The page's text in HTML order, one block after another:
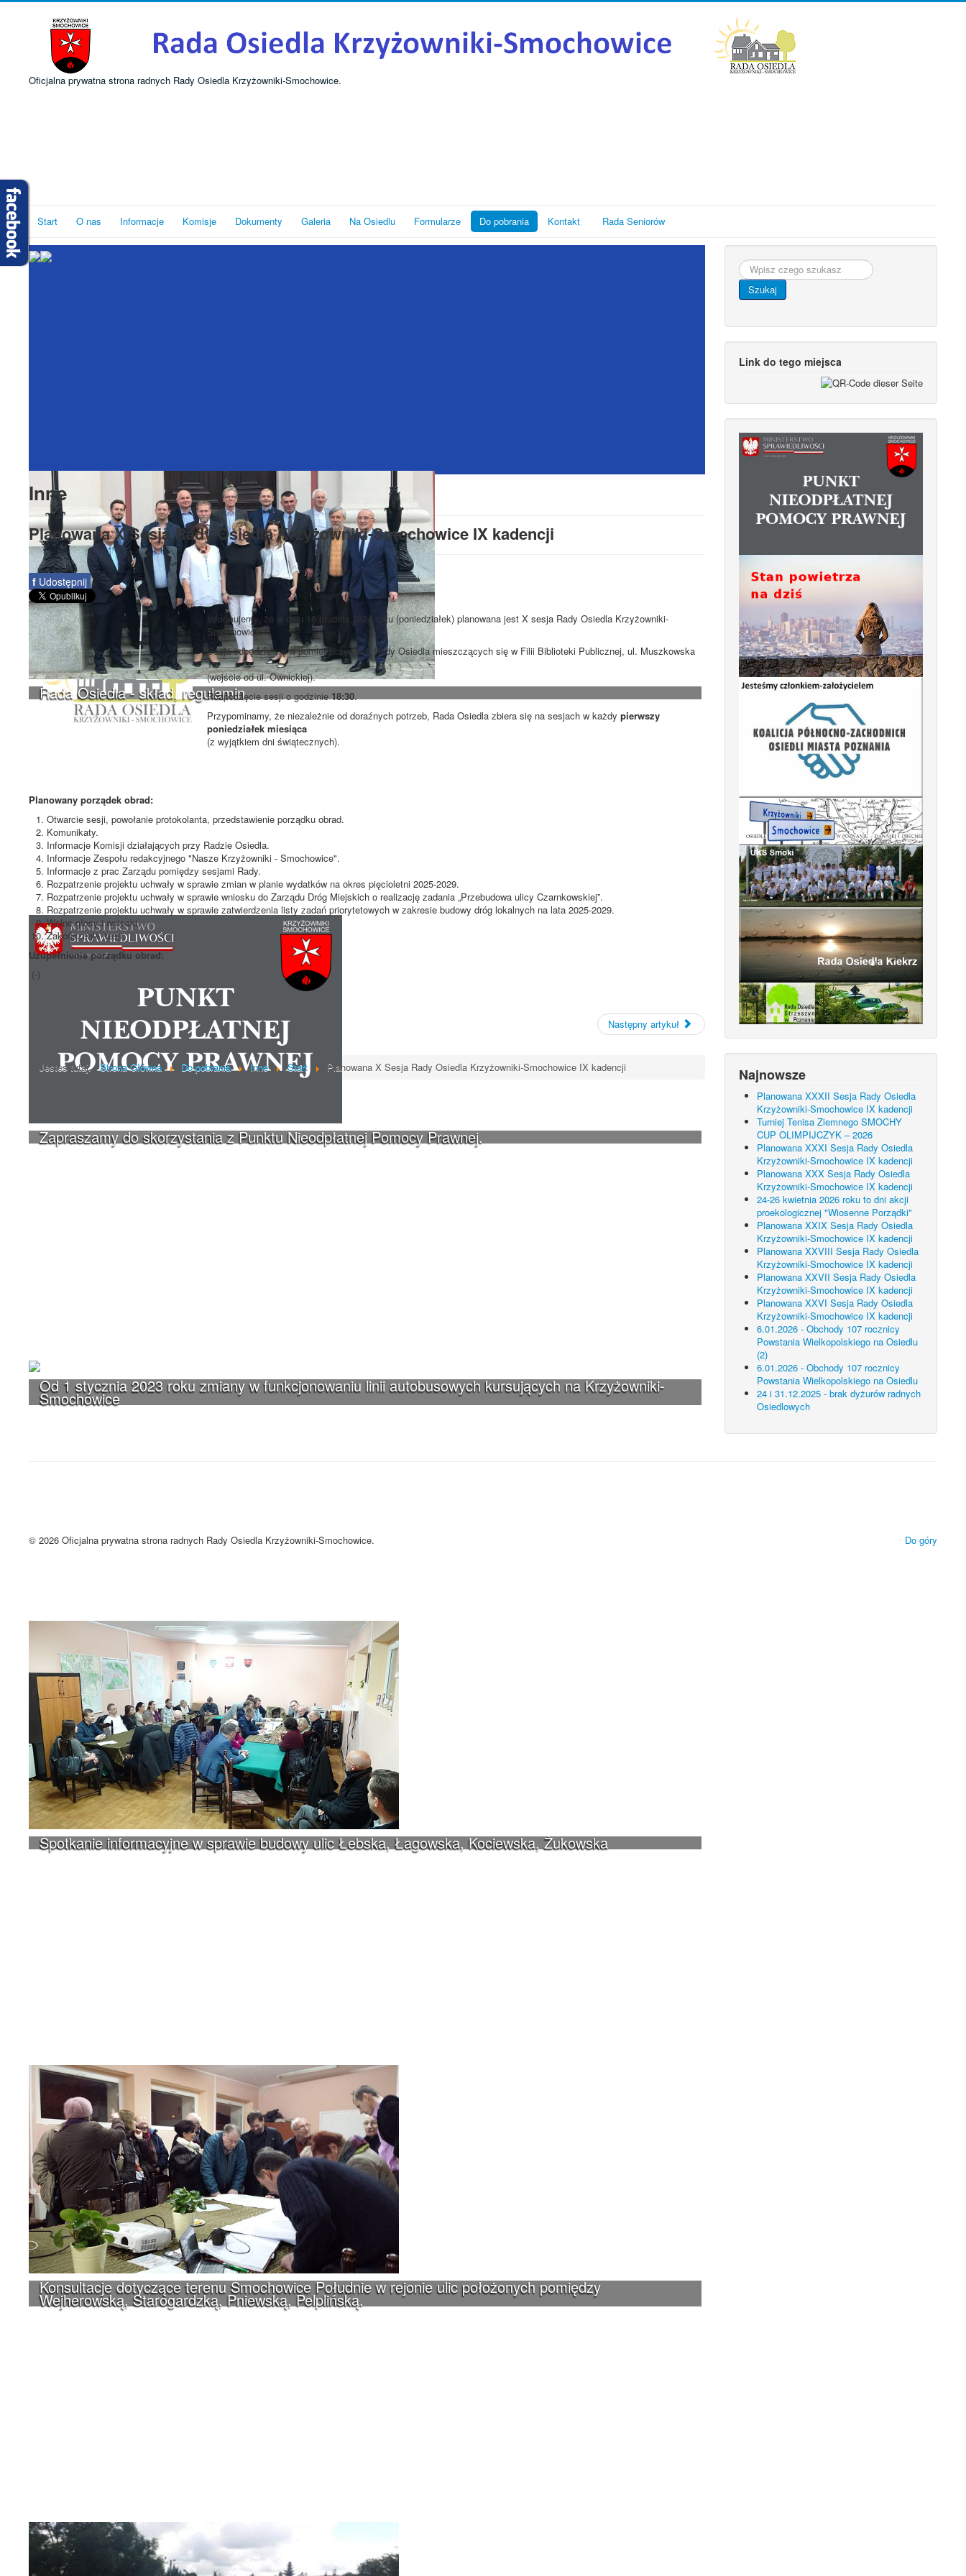
Oficjalna prywatna strona radnych Rady Osiedla Krzyżowniki-Smochowice.
Start O nas Informacje Komisje Dokumenty Galeria Na Osiedlu Formularze Do pobrania Kontakt Rada Seniorów
Rada Osiedla - skład, regulamin
Zapraszamy do skorzystania z Punktu Nieodpłatnej Pomocy Prawnej.
Od 1 stycznia 2023 roku zmiany w funkcjonowaniu linii autobusowych kursujących na Krzyżowniki-
Smochowice
Spotkanie informacyjne w sprawie budowy ulic Łebska, Łagowska, Kociewska, Żukowska
Konsultacje dotyczące terenu Smochowice Południe w rejonie ulic położonych pomiędzy
Wejherowską, Starogardzką, Pniewską, Pelplińską.
Inne
Planowana X Sesja Rady Osiedla Krzyżowniki-Smochowice IX kadencji
f Udostępnij
Informujemy, że w dniu 16 grudnia 2024 roku (poniedziałek) planowana jest X sesja Rady Osiedla Krzyżowniki-
Smochowice.
Sesja odbędzie się w pomieszczeniach Rady Osiedla mieszczących się w Filii Biblioteki Publicznej, ul. Muszkowska
1a
(wejście od ul. Ownickiej).
Rozpoczęcie sesji o godzinie 18:30
Przypominamy, że niezależnie od doraźnych potrzeb, Rada Osiedla zbiera się na sesjach w każdy pierwszy
poniedziałek miesiąca
(z wyjątkiem dni świątecznych).
Planowany porządek obrad:
Otwarcie sesji, powołanie protokolanta, przedstawienie porządku obrad.
Komunikaty.
Informacje Komisji działających przy Radzie Osiedla.
Informacje Zespołu redakcyjnego "Nasze Krzyżowniki - Smochowice".
Informacje z prac Zarządu pomiędzy sesjami Rady.
Rozpatrzenie projektu uchwały w sprawie zmian w planie wydatków na okres pięcioletni 2025-2029.
Rozpatrzenie projektu uchwały w sprawie wniosku do Zarządu Dróg Miejskich o realizację zadania „Przebudowa ulicy Czarnkowskiej”.
Rozpatrzenie projektu uchwały w sprawie zatwierdzenia listy zadań priorytetowych w zakresie budowy dróg lokalnych na lata 2025-2029.
Wolne głosy i wnioski.
Zakończenie sesji.
Uzupełnienie porządku obrad:
(-)
Poprzedni artykuł Następny artykuł
Jesteś tutaj: Strona Główna Do pobrania Inne Start Planowana X Sesja Rady Osiedla Krzyżowniki-Smochowice IX kadencji
Szukaj...
Szukaj
Link do tego miejsca
Najnowsze
Planowana XXXII Sesja Rady Osiedla
Krzyżowniki-Smochowice IX kadencji
Turniej Tenisa Ziemnego SMOCHY
CUP OLIMPIJCZYK – 2026
Planowana XXXI Sesja Rady Osiedla
Krzyżowniki-Smochowice IX kadencji
Planowana XXX Sesja Rady Osiedla
Krzyżowniki-Smochowice IX kadencji
24-26 kwietnia 2026 roku to dni akcji
proekologicznej "Wiosenne Porządki"
Planowana XXIX Sesja Rady Osiedla
Krzyżowniki-Smochowice IX kadencji
Planowana XXVIII Sesja Rady Osiedla
Krzyżowniki-Smochowice IX kadencji
Planowana XXVII Sesja Rady Osiedla
Krzyżowniki-Smochowice IX kadencji
Planowana XXVI Sesja Rady Osiedla
Krzyżowniki-Smochowice IX kadencji
6.01.2026 - Obchody 107 rocznicy
Powstania Wielkopolskiego na Osiedlu
(2)
6.01.2026 - Obchody 107 rocznicy
Powstania Wielkopolskiego na Osiedlu
24 i 31.12.2025 - brak dyżurów radnych
Osiedlowych
Do góry
© 2026 Oficjalna prywatna strona radnych Rady Osiedla Krzyżowniki-Smochowice.